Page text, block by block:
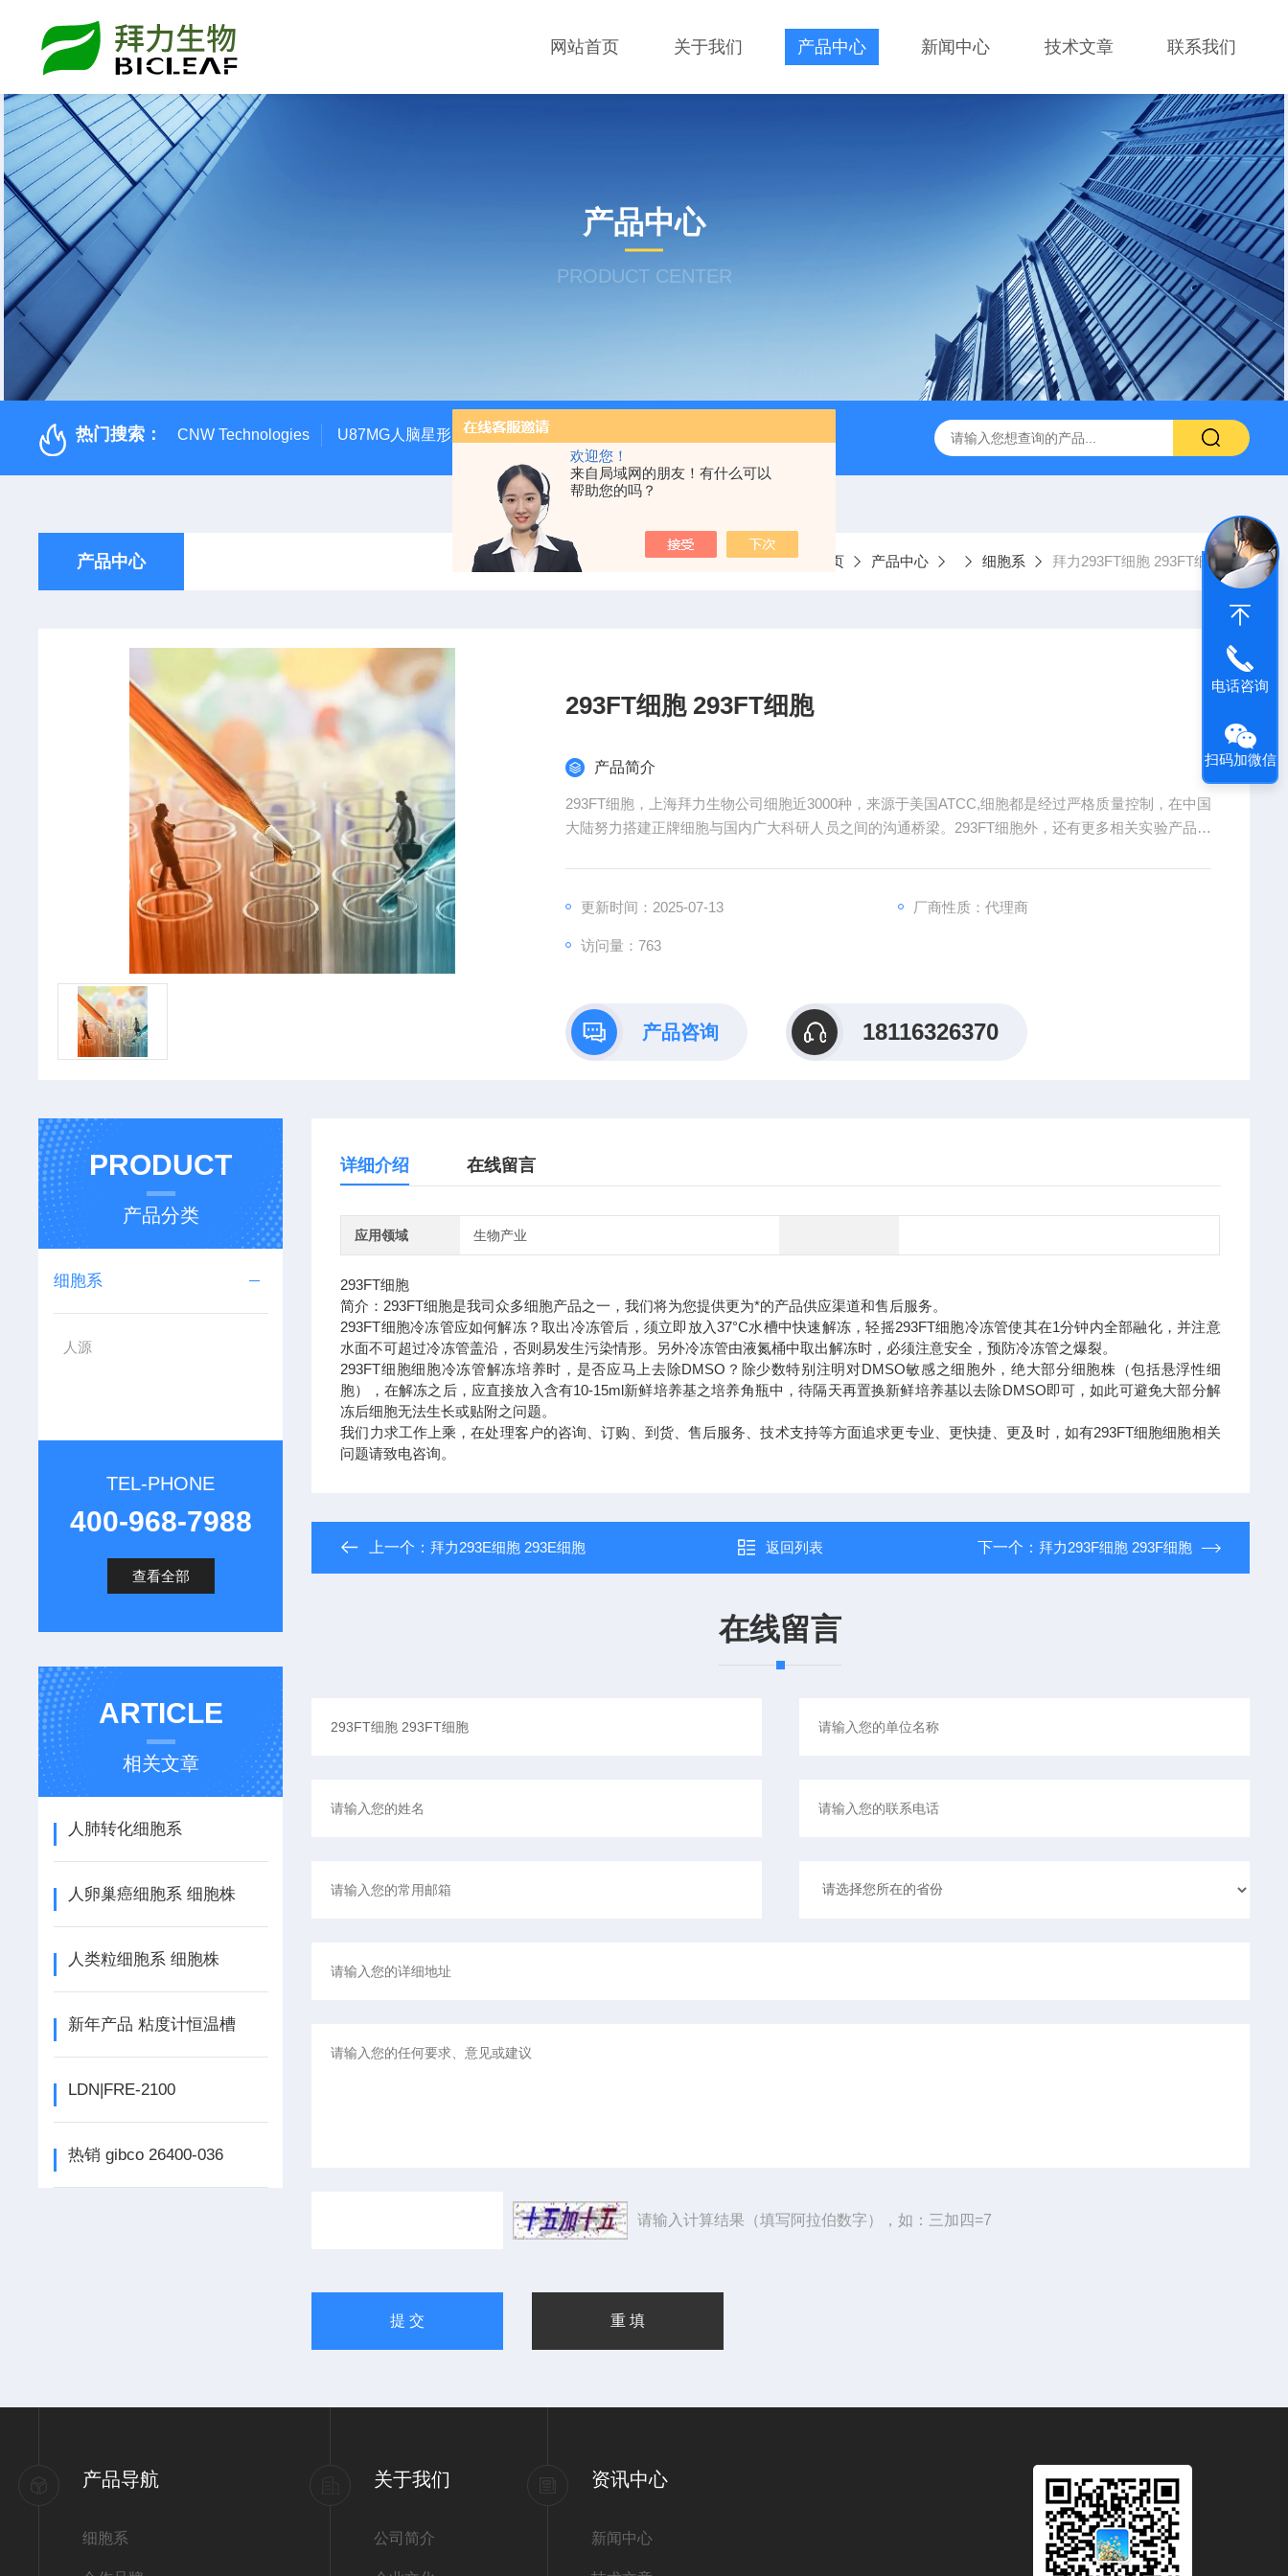
欢迎您！
来自局域网的朋友！有什么可以
帮助您的吗？
网站首页 关于我们 产品中心 新闻中心 技术文章 联系我们
产品中心
PRODUCT CENTER
热门搜索： CNW Technologies U87MG人脑星形胶质母细胞瘤（U87-MG） vero细胞vero细胞 大鼠肠微血管内皮细胞
产品中心 当前位置： 首页 产品中心 细胞系 拜力293FT细胞 293FT细胞
293FT细胞 293FT细胞
产品简介
293FT细胞，上海拜力生物公司细胞近3000种，来源于美国ATCC,细胞都是经过严格质量控制，在中国
大陆努力搭建正牌细胞与国内广大科研人员之间的沟通桥梁。293FT细胞外，还有更多相关实验产品，
更新时间：2025-07-13 厂商性质：代理商
访问量：763
产品咨询 18116326370
PRODUCT
产品分类
细胞系
人源
TEL-PHONE
400-968-7988
查看全部
ARTICLE
相关文章
人肺转化细胞系
人卵巢癌细胞系 细胞株
人类粒细胞系 细胞株
新年产品 粘度计恒温槽
LDN|FRE-2100
热销 gibco 26400-036
详细介绍 在线留言
应用领域 生物产业
293FT细胞
简介：293FT细胞是我司众多细胞产品之一，我们将为您提供更为*的产品供应渠道和售后服务。
293FT细胞冷冻管应如何解冻？取出冷冻管后，须立即放入37°C水槽中快速解冻，轻摇293FT细胞冷冻管使其在1分钟内全部融化，并注意
水面不可超过冷冻管盖沿，否则易发生污染情形。另外冷冻管由液氮桶中取出解冻时，必须注意安全，预防冷冻管之爆裂。
293FT细胞细胞冷冻管解冻培养时，是否应马上去除DMSO？除少数特别注明对DMSO敏感之细胞外，绝大部分细胞株（包括悬浮性细
胞），在解冻之后，应直接放入含有10-15ml新鲜培养基之培养角瓶中，待隔天再置换新鲜培养基以去除DMSO即可，如此可避免大部分解
冻后细胞无法生长或贴附之问题。
我们力求工作上乘，在处理客户的咨询、订购、到货、售后服务、技术支持等方面追求更专业、更快捷、更及时，如有293FT细胞细胞相关
问题请致电咨询。
上一个： 拜力293E细胞 293E细胞 返回列表 下一个： 拜力293F细胞 293F细胞
在线留言
请输入计算结果（填写阿拉伯数字），如：三加四=7
产品导航
细胞系
关于我们
公司简介
资讯中心
新闻中心
电话咨询
扫码加微信